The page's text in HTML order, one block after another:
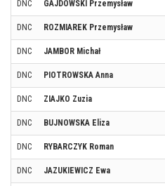
DNC GAJDOWSKI Przemysław
DNC ROZMIAREK Przemysław
DNC JAMBOR Michał
DNC PIOTROWSKA Anna
DNC ZIAJKO Zuzia
DNC BUJNOWSKA Eliza
DNC RYBARCZYK Roman
DNC JAZUKIEWICZ Ewa